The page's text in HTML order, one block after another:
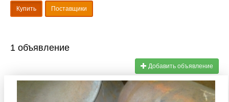
Купить Поставщики
1 объявление
Добавить объявление